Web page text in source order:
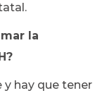
la
hay que tener